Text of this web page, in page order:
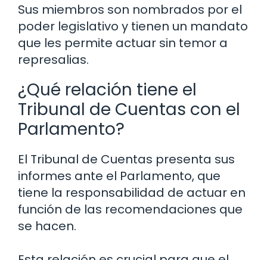
Sus miembros son nombrados por el
poder legislativo y tienen un mandato
que les permite actuar sin temor a
represalias.
¿Qué relación tiene el
Tribunal de Cuentas con el
Parlamento?
El Tribunal de Cuentas presenta sus
informes ante el Parlamento, que
tiene la responsabilidad de actuar en
función de las recomendaciones que
se hacen.